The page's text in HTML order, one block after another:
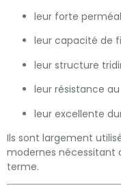
leur forte
leur capacité de
leur structure
leur résistance
leur excellente
Ils sont largement
modernes nécessitant
terme.